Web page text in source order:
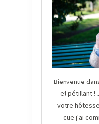
Bienvenue
et pétillant !
votre
que j'ai